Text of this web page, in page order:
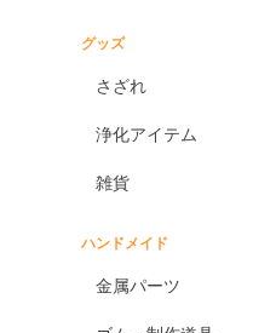
グッズ
さざれ
浄化アイテム
雑貨
ハンドメイド
金属パーツ